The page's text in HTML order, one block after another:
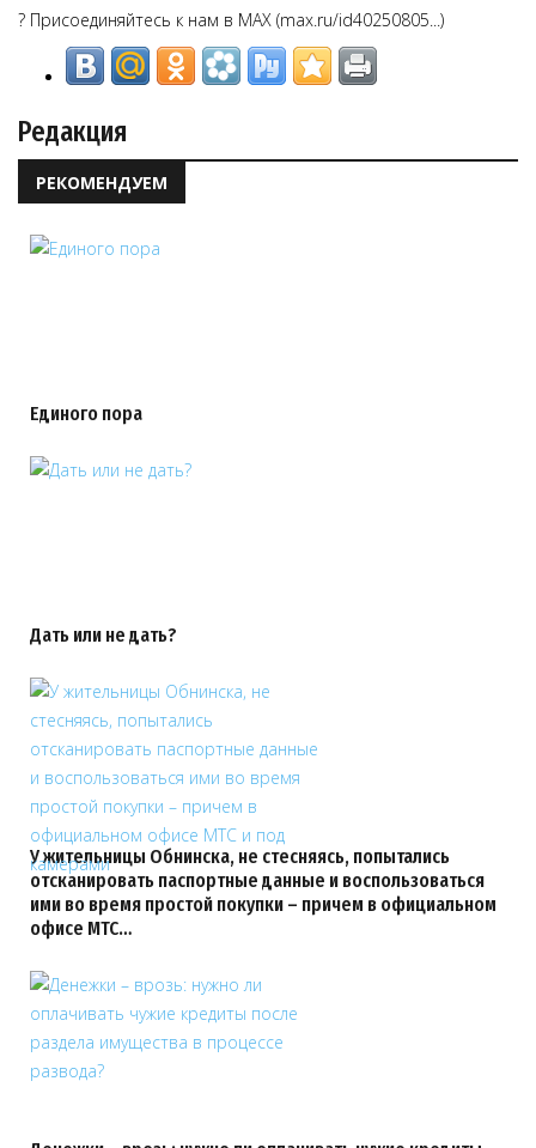
? Присоединяйтесь к нам в MAX (max.ru/id40250805...)
Редакция
РЕКОМЕНДУЕМ
Единого пора
Дать или не дать?
У жительницы Обнинска, не стесняясь, попытались
отсканировать паспортные данные и воспользоваться
ими во время простой покупки – причем в официальном
офисе МТС…